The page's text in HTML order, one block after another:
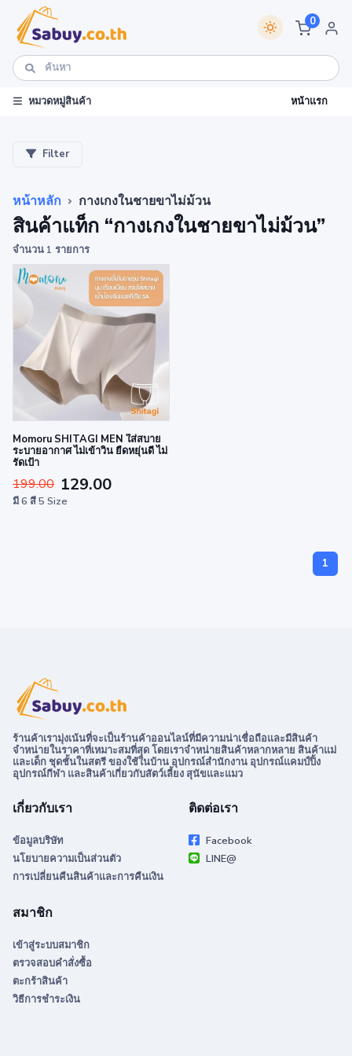
0
หมวดหมู่สินค้า หน้าแรก
Filter
หน้าหลัก กางเกงในชายขาไม่ม้วน
สินค้าแท็ก “กางเกงในชายขาไม่ม้วน”
จำนวน 1 รายการ
Momoru SHITAGI MEN ใส่สบาย
ระบายอากาศ ไม่เข้าวิน ยืดหยุ่นดี ไม่
รัดเป้า
199.00 129.00
มี 6 สี 5 Size
1
ร้านค้าเรามุ่งเน้นที่จะเป็นร้านค้าออนไลน์ที่มีความน่าเชื่อถือและมีสินค้า
จำหน่ายในราคาที่เหมาะสมที่สุด โดยเราจำหน่ายสินค้าหลากหลาย สินค้าแม่
และเด็ก ชุดชั้นในสตรี ของใช้ในบ้าน อุปกรณ์สำนักงาน อุปกรณ์แคมป์ปิ้ง
อุปกรณ์กีฬา และสินค้าเกี่ยวกับสัตว์เลี้ยง สุนัขและแมว
เกี่ยวกับเรา
ข้อมูลบริษัท
นโยบายความเป็นส่วนตัว
การเปลี่ยนคืนสินค้าและการคืนเงิน
ติดต่อเรา
Facebook
LINE@
สมาชิก
เข้าสู่ระบบสมาชิก
ตรวจสอบคำสั่งซื้อ
ตะกร้าสินค้า
วิธีการชำระเงิน